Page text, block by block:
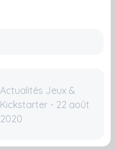
Actualités Jeux &
Kickstarter - 22 août
2020